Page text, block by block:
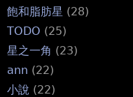
飽和脂肪星 (28)
TODO (25)
星之一角 (23)
ann (22)
小說 (22)